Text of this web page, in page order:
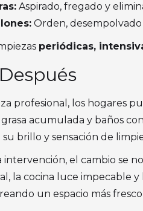
Aspirado, fregado y
Orden,
periódicas,
profesional, los hogares
grasa acumulada y baños
brillo y sensación de
el cambio se
la cocina luce impecable
un espacio más